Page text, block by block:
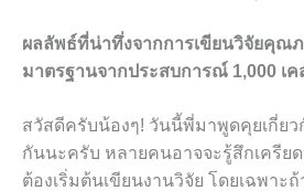
ผลลัพธ์ที่น่าทึ่งจากการเขียนวิจัยคุณ
มาตรฐานจากประสบการณ์ 1,000 เค
สวัสดีครับน้องๆ! วันนี้พี่มาพูดคุยเกี่ยว
กันนะครับ หลายคนอาจจะรู้สึกเครียด
ต้องเริ่มต้นเขียนงานวิจัย โดยเฉพาะ